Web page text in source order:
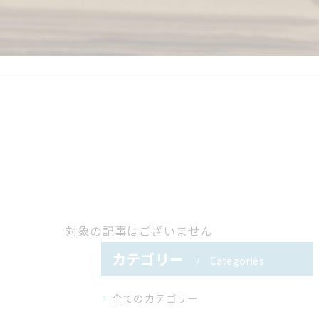
対象の記事はございません
カテゴリー Categories
全てのカテゴリー